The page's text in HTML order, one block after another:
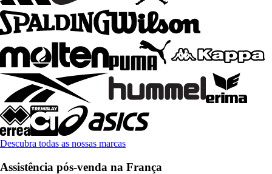
Descubra todas as nossas marcas
Assistência pós-venda na França